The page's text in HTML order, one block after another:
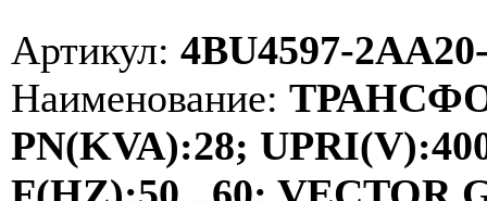
Артикул: 4BU4597-
Наименование:
PN(KVA):28;